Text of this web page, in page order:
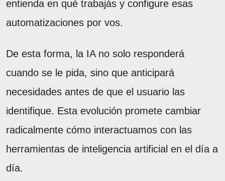
entienda en qué trabajás y configure esas
automatizaciones por vos.
De esta forma, la IA no solo responderá
cuando se le pida, sino que anticipará
necesidades antes de que el usuario las
identifique. Esta evolución promete cambiar
radicalmente cómo interactuamos con las
herramientas de inteligencia artificial en el día a
día.